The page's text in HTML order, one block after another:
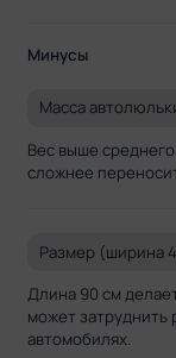
Минусы
Масса
Вес выше
сложнее
Размер (ширина
Длина 90 см
может
автомобилях.